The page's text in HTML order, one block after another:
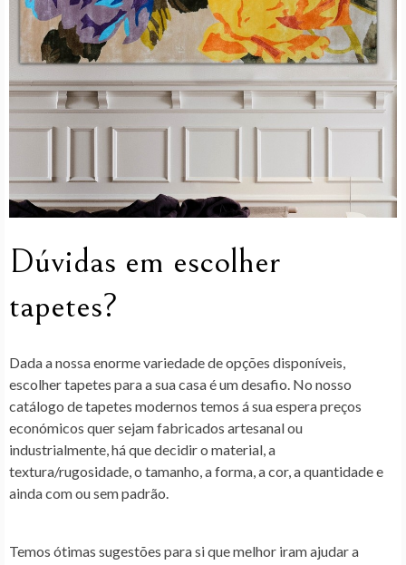
Dúvidas em escolher
tapetes?
Dada a nossa enorme variedade de opções disponíveis,
escolher tapetes para a sua casa é um desafio. No nosso
catálogo de tapetes modernos temos á sua espera preços
económicos quer sejam fabricados artesanal ou
industrialmente, há que decidir o material, a
textura/rugosidade, o tamanho, a forma, a cor, a quantidade e
ainda com ou sem padrão.
Temos ótimas sugestões para si que melhor iram ajudar a